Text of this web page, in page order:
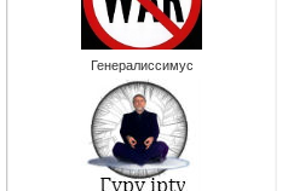
Генералиссимус